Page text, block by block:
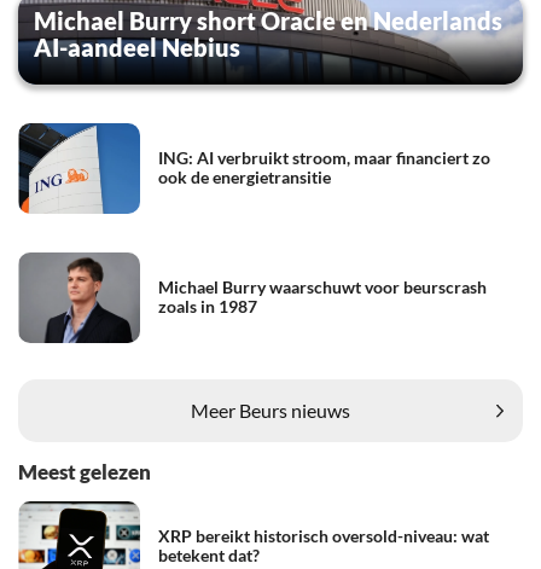
Michael Burry short Oracle en Nederlands
AI-aandeel Nebius
ING: AI verbruikt stroom, maar financiert zo
ook de energietransitie
Michael Burry waarschuwt voor beurscrash
zoals in 1987
Meer Beurs nieuws
Meest gelezen
XRP bereikt historisch oversold-niveau: wat
betekent dat?